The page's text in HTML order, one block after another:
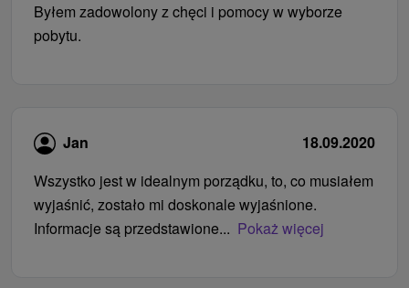
Byłem zadowolony z chęci i pomocy w wyborze
pobytu.
Jan
18.09.2020
Wszystko jest w idealnym porządku, to, co musiałem
wyjaśnić, zostało mi doskonale wyjaśnione.
Informacje są przedstawione... Pokaż więcej